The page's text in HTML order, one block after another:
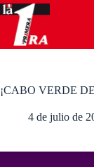
Saltar
al
contenido
¡CABO VERDE
4 de julio de